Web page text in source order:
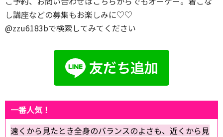
し講座などの募集もお楽しみに♡♡
@zzu6183bで検索してみてください
一番人気！
遠くから見たとき全身のバランスのよさも、近くから見